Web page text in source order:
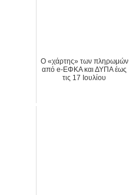
Ο «χάρτης» των πληρωμών
από e-ΕΦΚΑ και ΔΥΠΑ έως
τις 17 Ιουλίου